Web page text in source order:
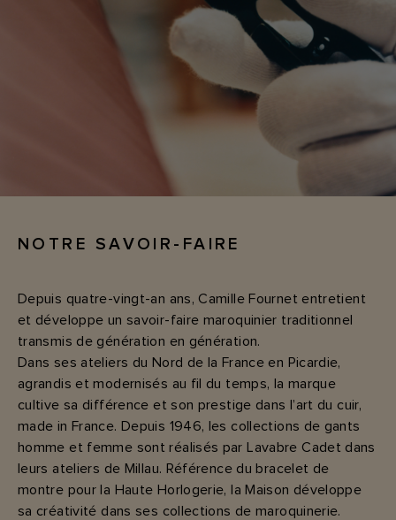
NOTRE SAVOIR-FAIRE
Depuis quatre-vingt-an ans, Camille Fournet entretient
et développe un savoir-faire maroquinier traditionnel
transmis de génération en génération.
Dans ses ateliers du Nord de la France en Picardie,
agrandis et modernisés au fil du temps, la marque
cultive sa différence et son prestige dans l’art du cuir,
made in France. Depuis 1946, les collections de gants
homme et femme sont réalisés par Lavabre Cadet dans
leurs ateliers de Millau. Référence du bracelet de
montre pour la Haute Horlogerie, la Maison développe
sa créativité dans ses collections de maroquinerie.